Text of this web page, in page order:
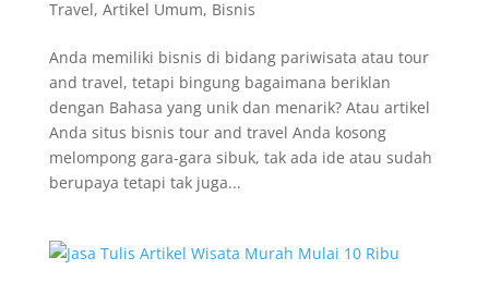
Travel, Artikel Umum, Bisnis
Anda memiliki bisnis di bidang pariwisata atau tour
and travel, tetapi bingung bagaimana beriklan
dengan Bahasa yang unik dan menarik? Atau artikel
Anda situs bisnis tour and travel Anda kosong
melompong gara-gara sibuk, tak ada ide atau sudah
berupaya tetapi tak juga...